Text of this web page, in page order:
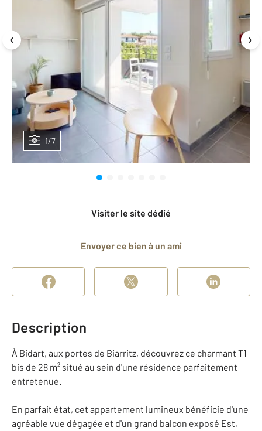
1/7
Visiter le site dédié
Envoyer ce bien à un ami
Description
À Bidart, aux portes de Biarritz, découvrez ce charmant T1
bis de 28 m² situé au sein d'une résidence parfaitement
entretenue.
En parfait état, cet appartement lumineux bénéficie d'une
agréable vue dégagée et d'un grand balcon exposé Est,